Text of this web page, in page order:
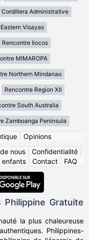
Cordillera Administrative
Visayas
Rencontre Ilocos
MIMAROPA
Northern Mindanao
Rencontre Region XII
South Australia
Zamboanga Peninsula
| Opinions
nous Confidentialité
enfants| Contact| FAQ
Gratuite
la plus chaleureuse
Philippines-